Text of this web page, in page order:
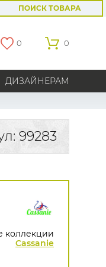
ПОИСК ТОВАРА
0 0
ДИЗАЙНЕРАМ
страны
Creation
Grandeco
99283
коллекции
Cassanie